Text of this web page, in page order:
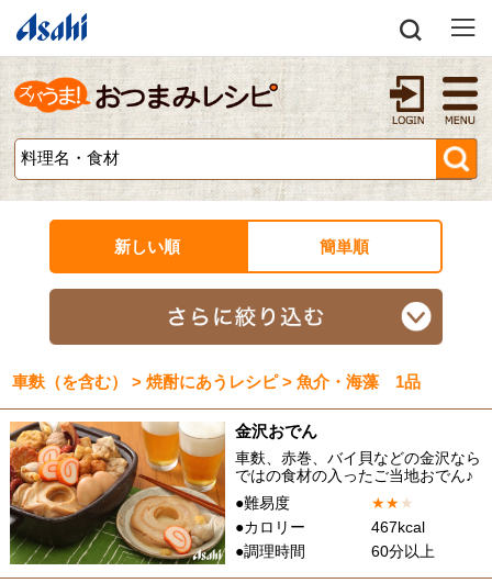
新しい順 簡単順
車麩（を含む） > 焼酎にあうレシピ > 魚介・海藻 1品
金沢おでん
車麩、赤巻、バイ貝などの金沢なら
ではの食材の入ったご当地おでん♪
●難易度
★★★
●カロリー
467kcal
●調理時間
60分以上